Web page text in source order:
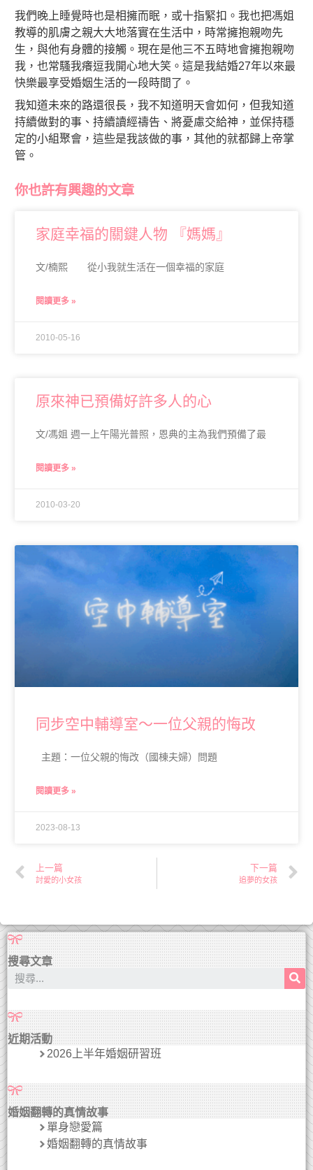
我們晚上睡覺時也是相擁而眠，或十指緊扣。我也把馮姐
教導的肌膚之親大大地落實在生活中，時常擁抱親吻先
生，與他有身體的接觸。現在是他三不五時地會擁抱親吻
我，也常騷我癢逗我開心地大笑。這是我結婚27年以來最
快樂最享受婚姻生活的一段時間了。
我知道未來的路還很長，我不知道明天會如何，但我知道
持續做對的事、持續讀經禱告、將憂慮交給神，並保持穩
定的小組聚會，這些是我該做的事，其他的就都歸上帝掌
管。
你也許有興趣的文章
家庭幸福的關鍵人物 『媽媽』
文/楠熙 從小我就生活在一個幸福的家庭
閱讀更多 »
2010-05-16
原來神已預備好許多人的心
文/馮姐 週一上午陽光普照，恩典的主為我們預備了最
閱讀更多 »
2010-03-20
同步空中輔導室～一位父親的悔改
主題：一位父親的悔改（國棟夫婦）問題
閱讀更多 »
2023-08-13
上一篇
討愛的小女孩
下一篇
追夢的女孩
搜尋文章
近期活動
2026上半年婚姻研習班
婚姻翻轉的真情故事
單身戀愛篇
婚姻翻轉的真情故事